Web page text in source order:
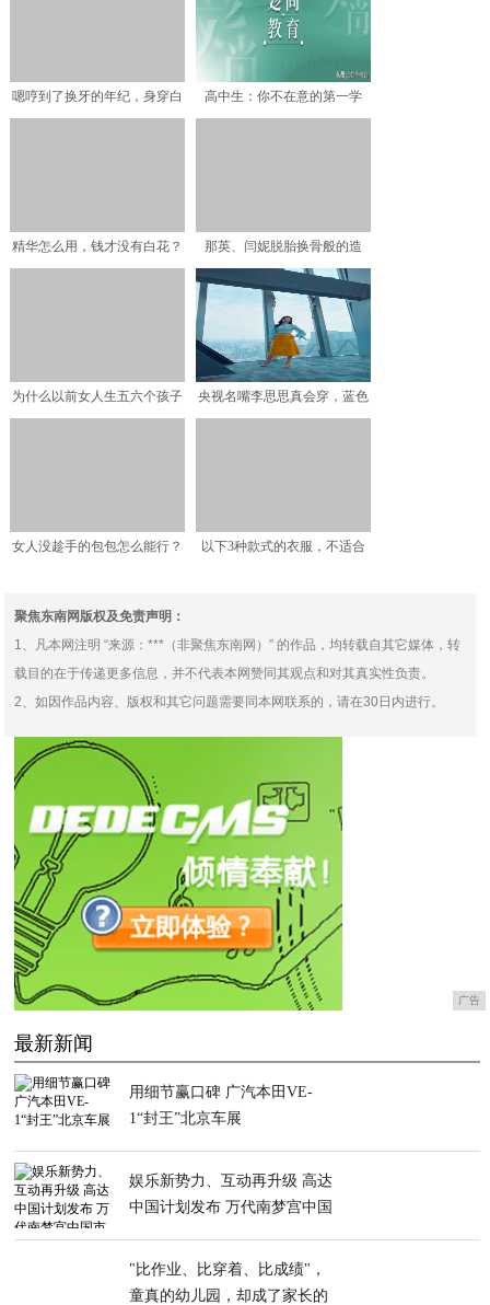
嗯哼到了换牙的年纪，身穿白
高中生：你不在意的第一学
精华怎么用，钱才没有白花？
那英、闫妮脱胎换骨般的造
型，惊艳了众人的目光，完
为什么以前女人生五六个孩子
央视名嘴李思思真会穿，蓝色
女人没趁手的包包怎么能行？
以下3种款式的衣服，不适合
聚焦东南网版权及免责声明：
1、凡本网注明 “来源：***（非聚焦东南网）” 的作品，均转载自其它媒体，转
载目的在于传递更多信息，并不代表本网赞同其观点和对其真实性负责。
2、如因作品内容、版权和其它问题需要同本网联系的，请在30日内进行。
广告
最新新闻
用细节赢口碑 广汽本田VE-
1“封王”北京车展
娱乐新势力、互动再升级 高达
中国计划发布 万代南梦宫中国
"比作业、比穿着、比成绩"，
童真的幼儿园，却成了家长的